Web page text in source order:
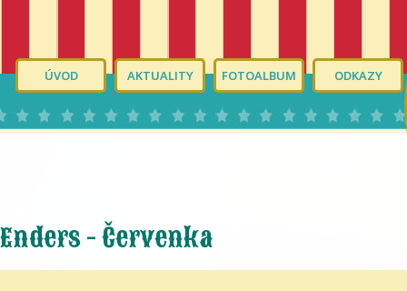
ÚVOD AKTUALITY FOTOALBUM ODKAZY
Enders - Červenka